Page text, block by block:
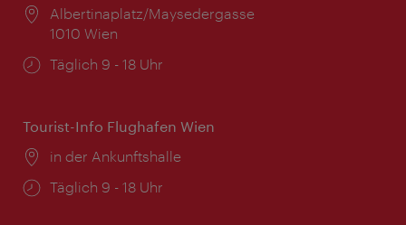
Ort:
Albertinaplatz/Maysedergasse
1010 Wien
Öffnungszeiten:
Täglich 9 - 18 Uhr
Tourist-Info Flughafen Wien
Ort:
in der Ankunftshalle
Öffnungszeiten:
Täglich 9 - 18 Uhr